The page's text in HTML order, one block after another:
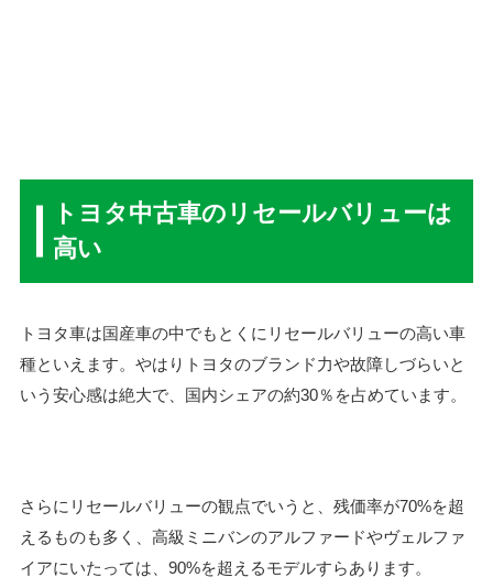
トヨタ中古車のリセールバリューは
高い
トヨタ車は国産車の中でもとくにリセールバリューの高い車
種といえます。やはりトヨタのブランド力や故障しづらいと
いう安心感は絶大で、国内シェアの約30％を占めています。
さらにリセールバリューの観点でいうと、残価率が70%を超
えるものも多く、高級ミニバンのアルファードやヴェルファ
イアにいたっては、90%を超えるモデルすらあります。